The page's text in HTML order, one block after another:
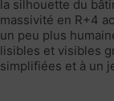
la silhouette du
massivité en R+4
un peu plus
lisibles et visibles
simplifiées et à un